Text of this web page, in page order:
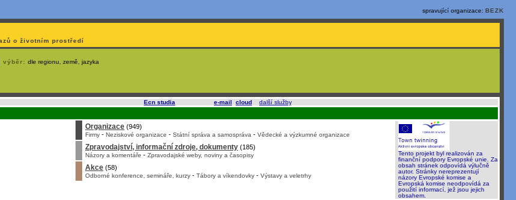
spravující organizace: BEZK
o životním prostředí
výběr: dle regionu, země, jazyka
Ecn studia e-mail cloud další služby.
Organizace (949)
Firmy - Neziskové organizace - Státní správa a samospráva - Vědecké a výzkumné organizace
Zpravodajství, informační zdroje, dokumenty (185)
Názory a komentáře - Zpravodajské weby, noviny a časopisy
Akce (58)
Odborné konference, semináře, kurzy - Tábory a víkendovky - Výstavy a veletrhy
Tento projekt byl realizován za
finanční podpory Evropské unie. Za
obsah stránek odpovídá výlučně
autor. Stránky nereprezentují
názory Evropské komise a
Evropská komise neodpovídá za
použití informací, jež jsou jejich
obsahem.